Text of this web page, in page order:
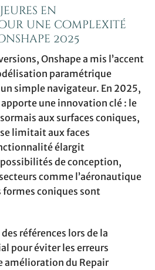
en
une complexité
2025
Onshape a mis l’accent
paramétrique
simple navigateur. En 2025,
une innovation clé : le
aux surfaces coniques,
limitait aux faces
élargit
de conception,
comme l’aéronautique
formes coniques sont
références lors de la
pour éviter les erreurs
amélioration du Repair